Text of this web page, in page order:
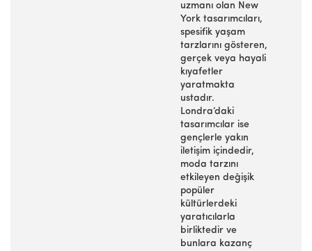
uzmanı olan New
York tasarımcıları,
spesifik yaşam
tarzlarını gösteren,
gerçek veya hayali
kıyafetler
yaratmakta
ustadır.
Londra’daki
tasarımcılar ise
gençlerle yakın
iletişim içindedir,
moda tarzını
etkileyen değişik
popüler
kültürlerdeki
yaratıcılarla
birliktedir ve
bunlara kazanç